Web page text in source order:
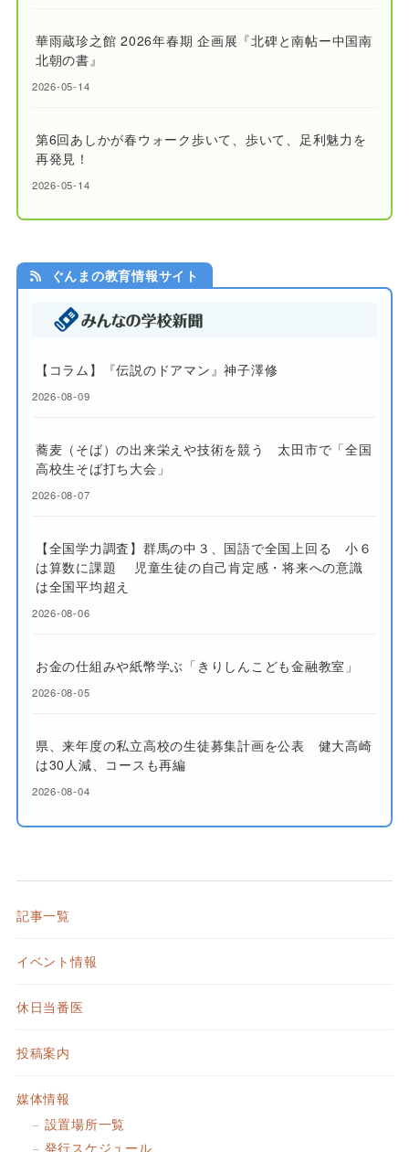
華雨蔵珍之館 2026年春期 企画展『北碑と南帖ー中国南
北朝の書』
2026-05-14
第6回あしかが春ウォーク歩いて、歩いて、足利魅力を
再発見！
2026-05-14
ぐんまの教育情報サイト
【コラム】『伝説のドアマン』神子澤修
2026-08-09
蕎麦（そば）の出来栄えや技術を競う 太田市で「全国
高校生そば打ち大会」
2026-08-07
【全国学力調査】群馬の中３、国語で全国上回る 小６
は算数に課題 児童生徒の自己肯定感・将来への意識
は全国平均超え
2026-08-06
お金の仕組みや紙幣学ぶ「きりしんこども金融教室」
2026-08-05
県、来年度の私立高校の生徒募集計画を公表 健大高崎
は30人減、コースも再編
2026-08-04
記事一覧
イベント情報
休日当番医
投稿案内
媒体情報
設置場所一覧
発行スケジュール